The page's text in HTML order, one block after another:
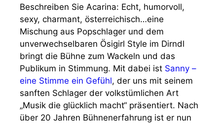
Beschreiben Sie Acarina: Echt, humorvoll,
sexy, charmant, österreichisch…eine
Mischung aus Popschlager und dem
unverwechselbaren Ösigirl Style im Dirndl
bringt die Bühne zum Wackeln und das
Publikum in Stimmung. Mit dabei ist Sanny –
eine Stimme ein Gefühl, der uns mit seinem
sanften Schlager der volkstümlichen Art
„Musik die glücklich macht“ präsentiert. Nach
über 20 Jahren Bühnenerfahrung ist er nun